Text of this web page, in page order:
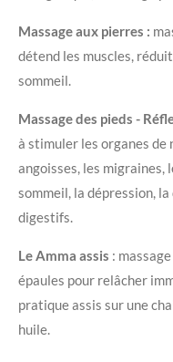
Massage aux pierres :
détend les muscles,
sommeil.
Massage des pieds -
à stimuler les organes de
angoisses, les migraines,
sommeil, la dépression,
digestifs.
Le Amma assis :
épaules pour relâcher
pratique assis sur une
huile.